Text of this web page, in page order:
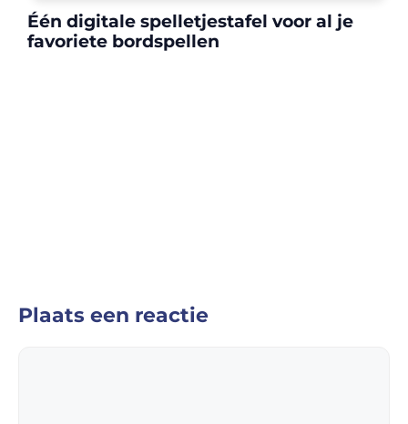
Één digitale spelletjestafel voor al je
favoriete bordspellen
Plaats een reactie